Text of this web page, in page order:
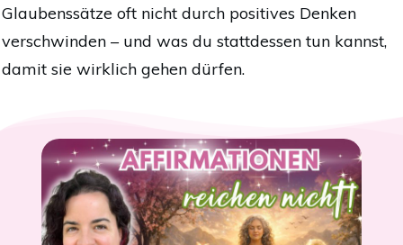
Glaubenssätze oft nicht durch positives Denken
verschwinden – und was du stattdessen tun kannst,
damit sie wirklich gehen dürfen.